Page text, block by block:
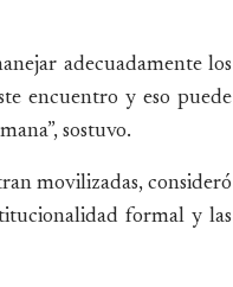
adecuadamente los
encuentro y eso puede
sostuvo.
movilizadas, consideró
formal y las